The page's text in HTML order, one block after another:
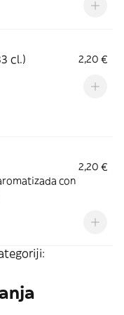
cl.) 2,20 €
2,20 €
con